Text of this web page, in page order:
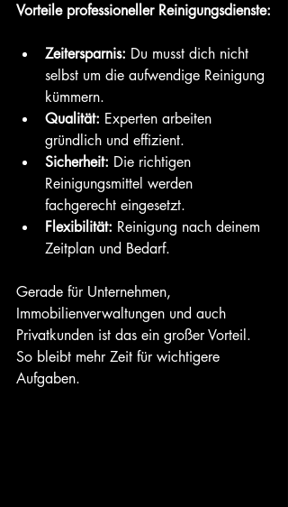
Vorteile professioneller Reinigungsdienste:
Zeitersparnis: Du musst dich nicht
selbst um die aufwendige Reinigung
kümmern.
Qualität: Experten arbeiten
gründlich und effizient.
Sicherheit: Die richtigen
Reinigungsmittel werden
fachgerecht eingesetzt.
Flexibilität: Reinigung nach deinem
Zeitplan und Bedarf.
Gerade für Unternehmen,
Immobilienverwaltungen und auch
Privatkunden ist das ein großer Vorteil.
So bleibt mehr Zeit für wichtigere
Aufgaben.